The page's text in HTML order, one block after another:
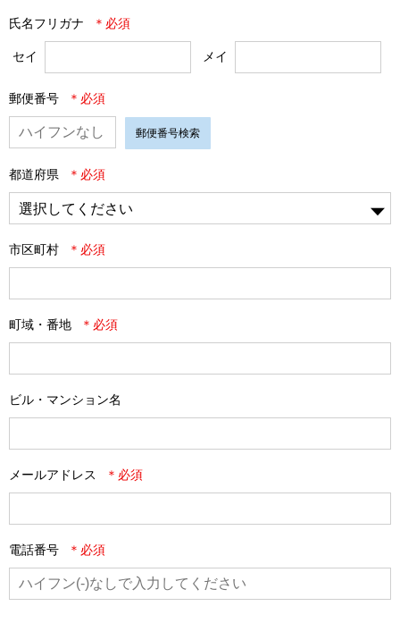
氏名フリガナ
セイ メイ
郵便番号
郵便番号検索
都道府県
市区町村
町域・番地
ビル・マンション名
メールアドレス
電話番号